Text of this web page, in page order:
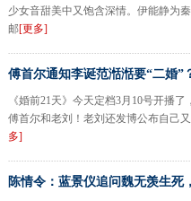
少女音甜美中又饱含深情。伊能静为
邮[更多]
傅首尔通知李诞范湉湉要“二婚”
《婚前21天》今天定档3月10号开播
傅首尔和老刘！老刘还发博公布自己
多]
陈情令：蓝景仪追问魏无羡生死